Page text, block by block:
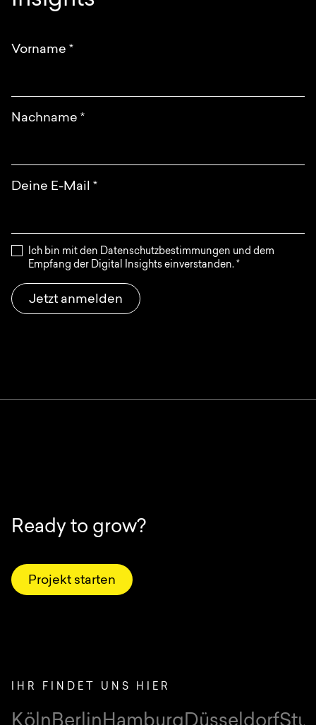
Vorname *
Nachname *
Deine E-Mail *
Ich bin mit den Datenschutzbestimmungen und dem
Empfang der Digital Insights einverstanden. *
Jetzt anmelden
Ready to grow?
Projekt starten
IHR FINDET UNS HIER
Standorte